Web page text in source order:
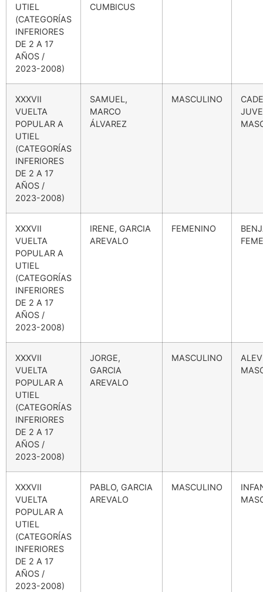
UTIEL
(CATEGORÍAS
INFERIORES
DE 2 A 17
AÑOS /
2023-2008)
CUMBICUS
XXXVII
VUELTA
POPULAR A
UTIEL
(CATEGORÍAS
INFERIORES
DE 2 A 17
AÑOS /
2023-2008)
SAMUEL,
MARCO
ÁLVAREZ
MASCULINO
XXXVII
VUELTA
POPULAR A
UTIEL
(CATEGORÍAS
INFERIORES
DE 2 A 17
AÑOS /
2023-2008)
IRENE, GARCIA
AREVALO
FEMENINO
XXXVII
VUELTA
POPULAR A
UTIEL
(CATEGORÍAS
INFERIORES
DE 2 A 17
AÑOS /
2023-2008)
JORGE,
GARCIA
AREVALO
MASCULINO
XXXVII
VUELTA
POPULAR A
UTIEL
(CATEGORÍAS
INFERIORES
DE 2 A 17
AÑOS /
2023-2008)
PABLO, GARCIA
AREVALO
MASCULINO